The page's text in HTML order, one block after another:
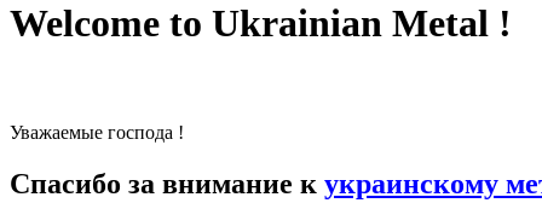
Welcome to Ukrainian Metal !
Уважаемые господа !
Спасибо за внимание к украинскому